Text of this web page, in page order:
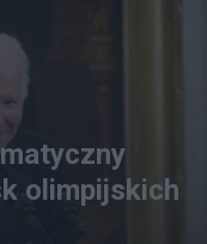
olimpijskich